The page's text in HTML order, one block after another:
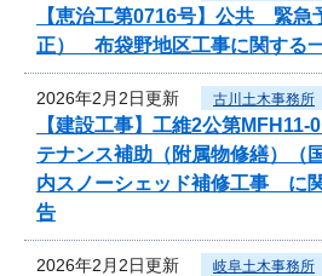
【恵治工第0716号】公共 緊急
正） 布袋野地区工事に関する
2026年2月2日更新 古川土木事務所
【建設工事】工維2公第
テナンス補助（附属物修繕）（
内スノーシェッド補修工事 に
告
2026年2月2日更新 岐阜土木事務所